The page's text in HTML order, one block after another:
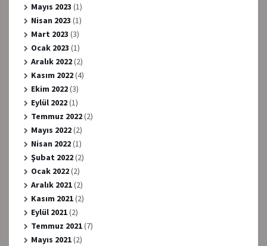
Mayıs 2023 (1)
Nisan 2023 (1)
Mart 2023 (3)
Ocak 2023 (1)
Aralık 2022(2)
Kasım 2022(4)
Ekim 2022(3)
Eylül 2022(1)
Temmuz 2022(2)
Mayıs 2022(2)
Nisan 2022(1)
Şubat 2022(2)
Ocak 2022(2)
Aralık 2021(2)
Kasım 2021(2)
Eylül 2021(2)
Temmuz 2021(7)
Mayıs 2021(2)